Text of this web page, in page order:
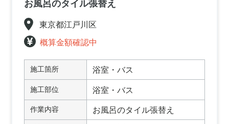
お風呂のタイル張替え
東京都江戸川区
概算金額確認中
施工箇所 浴室・バス
施工部位 浴室・バス
作業内容 お風呂のタイル張替え